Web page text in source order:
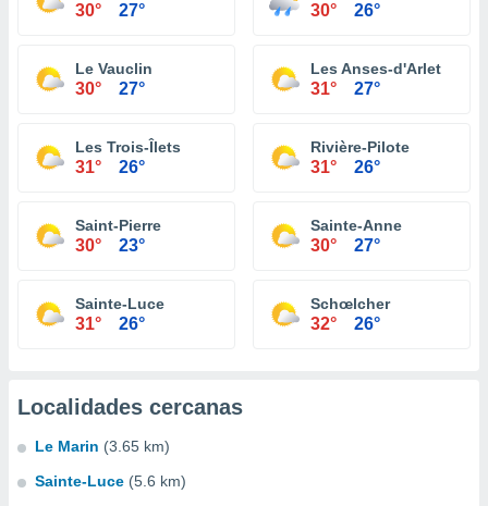
30° 27° 30° 26°
Le Vauclin
30° 27°
Les Anses-d'Arlet
31° 27°
Les Trois-Îlets
31° 26°
Rivière-Pilote
31° 26°
Saint-Pierre
30° 23°
Sainte-Anne
30° 27°
Sainte-Luce
31° 26°
Schœlcher
32° 26°
Localidades cercanas
Le Marin (3.65 km)
Sainte-Luce (5.6 km)